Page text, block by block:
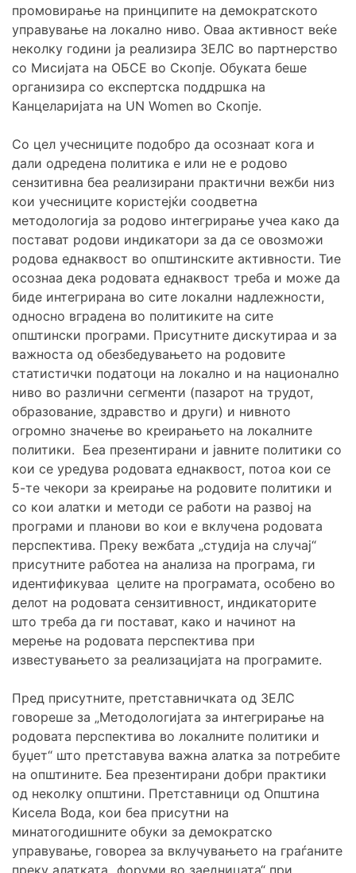
промовирање на принципите на демократското
управување на локално ниво. Оваа активност веќе
неколку години ја реализира ЗЕЛС во партнерство
со Мисијата на ОБСЕ во Скопје. Обуката беше
организира со експертска поддршка на
Канцеларијата на UN Women во Скопје.
Со цел учесниците подобро да осознаат кога и
дали одредена политика е или не е родово
сензитивна беа реализирани практични вежби низ
кои учесниците користејќи соодветна
методологија за родово интегрирање учеа како да
постават родови индикатори за да се овозможи
родова еднаквост во општинските активности. Тие
осознаа дека родовата еднаквост треба и може да
биде интегрирана во сите локални надлежности,
односно вградена во политиките на сите
општински програми. Присутните дискутираа и за
важноста од обезбедувањето на родовите
статистички податоци на локално и на национално
ниво во различни сегменти (пазарот на трудот,
образование, здравство и други) и нивното
огромно значење во креирањето на локалните
политики. Беа презентирани и јавните политики со
кои се уредува родовата еднаквост, потоа кои се
5-те чекори за креирање на родовите политики и
со кои алатки и методи се работи на развој на
програми и планови во кои е вклучена родовата
перспектива. Преку вежбата „студија на случај“
присутните работеа на анализа на програма, ги
идентификуваа целите на програмата, особено во
делот на родовата сензитивност, индикаторите
што треба да ги постават, како и начинот на
мерење на родовата перспектива при
известувањето за реализацијата на програмите.
Пред присутните, претставничката од ЗЕЛС
говореше за „Методологијата за интегрирање на
родовата перспектива во локалните политики и
буџет“ што претставува важна алатка за потребите
на општините. Беа презентирани добри практики
од неколку општини. Претставници од Општина
Кисела Вода, кои беа присутни на
минатогодишните обуки за демократско
управување, говореа за вклучувањето на граѓаните
преку алатката „форуми во заедницата“ при